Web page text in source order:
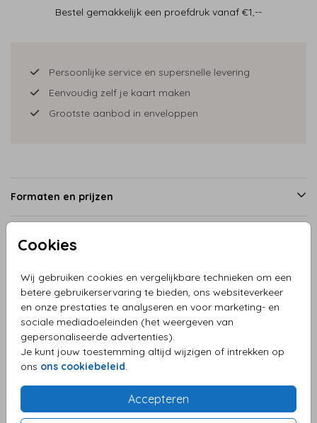
Cookies
Wij gebruiken cookies en vergelijkbare technieken om een
betere gebruikerservaring te bieden, ons websiteverkeer
en onze prestaties te analyseren en voor marketing- en
sociale mediadoeleinden (het weergeven van
gepersonaliseerde advertenties).
Je kunt jouw toestemming altijd wijzigen of intrekken op
ons ons cookiebeleid
Accepteren
Bestel gemakkelijk een proefdruk vanaf €1,--
Persoonlijke service en supersnelle levering
Eenvoudig zelf je kaart maken
Grootste aanbod in enveloppen
Formaten en prijzen
Productinformatie
Omschrijving
Trouwkaart arc stans vorm roeibootje met bruidspaar,
mooi handgetekend roeibootje met bruidspaar. Wat een
plaatje!
Collectie
Bijzondere vorm in enkele kaart